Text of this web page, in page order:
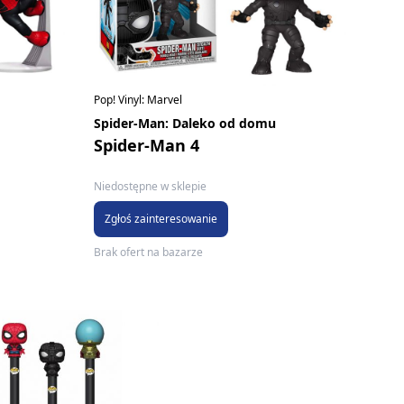
Pop! Vinyl: Marvel
Spider-Man: Daleko od domu
Spider-Man 4
Niedostępne w sklepie
Zgłoś zainteresowanie
Brak ofert na bazarze